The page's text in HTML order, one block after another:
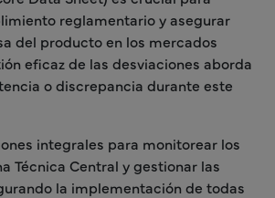
reglamentario y asegurar
del producto en los mercados
eficaz de las desviaciones aborda
o discrepancia durante este
integrales para monitorear los
Técnica Central y gestionar las
la implementación de todas